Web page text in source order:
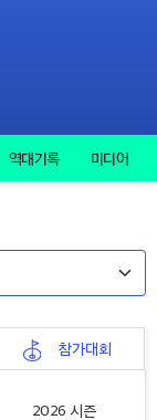
역대기록 미디어
참가대회
2026 시즌